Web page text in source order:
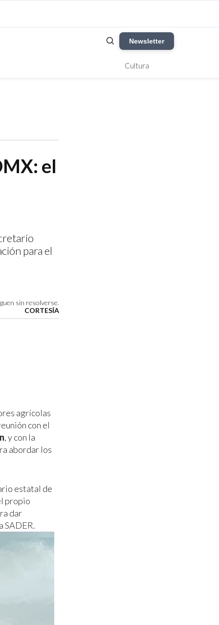
Newsletter
Cultura
el
para el
sin resolverse.
CORTESÍA
agrícolas
con el
, y con la
abordar los
estatal de
propio
dar
SADER.